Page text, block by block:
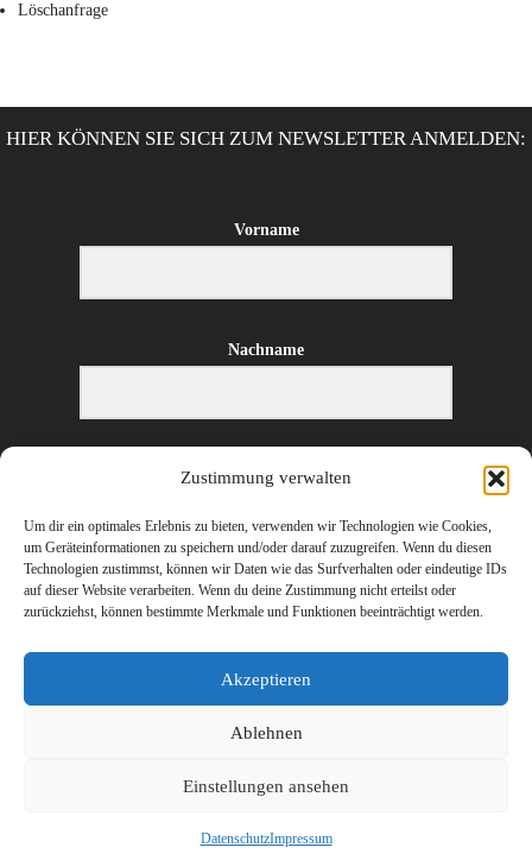
Zustimmung verwalten
Um dir ein optimales Erlebnis zu bieten, verwenden wir Technologien wie Cookies,
um Geräteinformationen zu speichern und/oder darauf zuzugreifen. Wenn du diesen
Technologien zustimmst, können wir Daten wie das Surfverhalten oder eindeutige IDs
auf dieser Website verarbeiten. Wenn du deine Zustimmung nicht erteilst oder
zurückziehst, können bestimmte Merkmale und Funktionen beeinträchtigt werden.
Akzeptieren
Ablehnen
Einstellungen ansehen
DatenschutzImpressum
Löschanfrage
HIER KÖNNEN SIE SICH ZUM NEWSLETTER ANMELDEN:
Vorname
Nachname
E-Mail-Adresse
ANMELDEN
2026 Erharter Wirtschaftstreuhand – Ihr Steuerberater und Wirtschaftsprüfer
Innsbruck